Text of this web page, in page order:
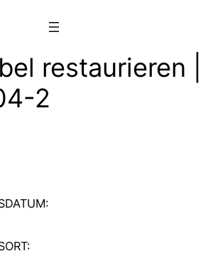
restaurieren |
2